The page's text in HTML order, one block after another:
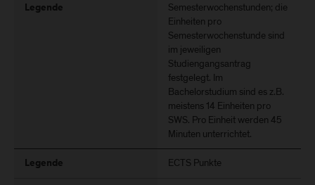
Legende
Semesterwochenstunden; die
Einheiten pro
Semesterwochenstunde sind
im jeweiligen
Studiengangsantrag
festgelegt. Im
Bachelorstudium sind es z.B.
meistens 14 Einheiten pro
SWS. Pro Einheit werden 45
Minuten unterrichtet.
Legende ECTS Punkte